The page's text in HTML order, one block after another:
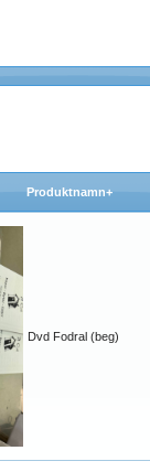
Produktnamn+
Dvd Fodral (beg)